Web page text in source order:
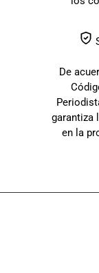
De
garantiza
en la